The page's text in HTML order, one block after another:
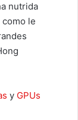
nutrida
le
y GPUs